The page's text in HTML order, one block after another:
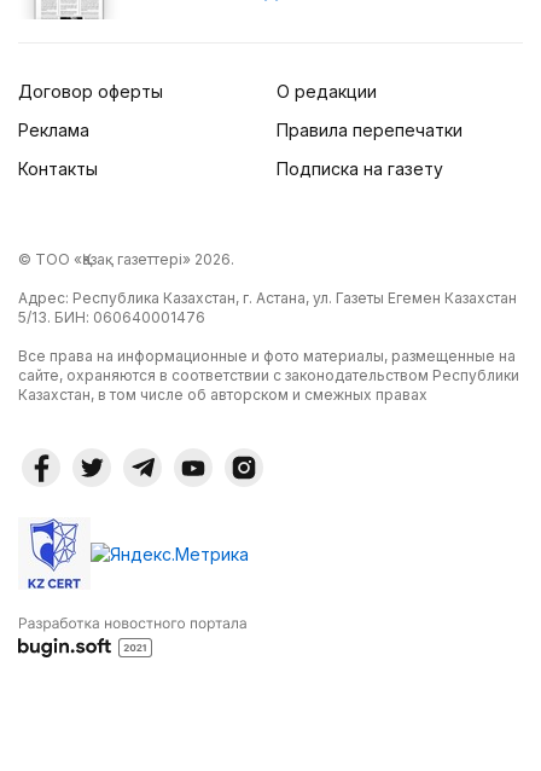
Договор оферты
Реклама
Контакты
О редакции
Правила перепечатки
Подписка на газету
© ТОО «Қазақ газеттері» 2026.
Адрес: Республика Казахстан, г. Астана, ул. Газеты Егемен Казахстан
5/13. БИН: 060640001476
Все права на информационные и фото материалы, размещенные на
сайте, охраняются в соответствии с законодательством Республики
Казахстан, в том числе об авторском и смежных правах